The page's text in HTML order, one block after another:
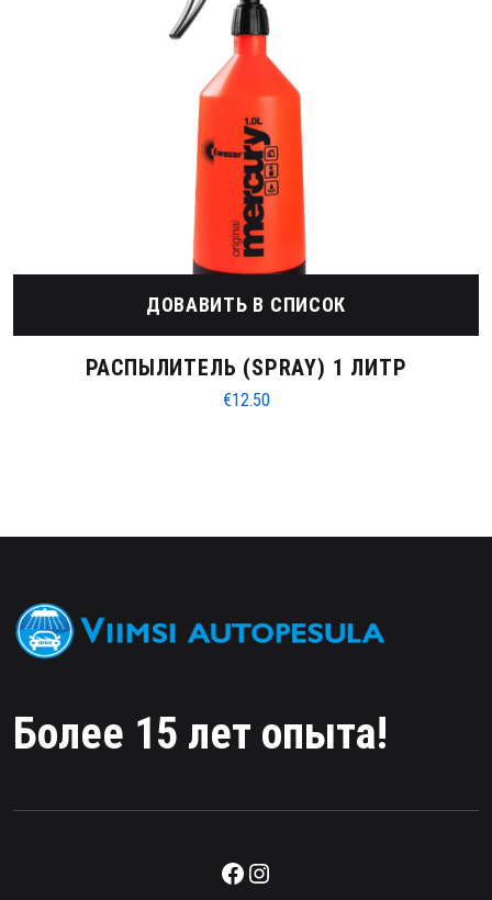
ДОВАВИТЬ В СПИСОК
РАСПЫЛИТЕЛЬ (SPRAY) 1 ЛИТР
€12.50
Более 15 лет опыта!
Facebook
Instagram